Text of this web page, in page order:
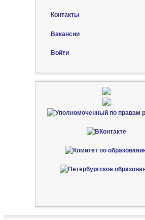
Контакты
Вакансии
Войти